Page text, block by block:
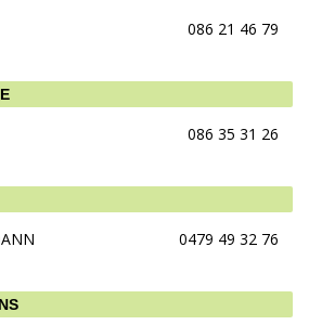
086 21 46 79
086 35 31 26
0479 49 32 76